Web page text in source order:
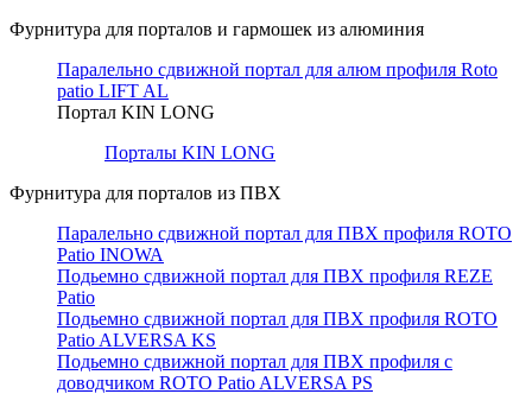
Фурнитура для порталов и гармошек из алюминия
Паралельно сдвижной портал для алюм профиля Roto
patio LIFT AL
Портал KIN LONG
Порталы KIN LONG
Фурнитура для порталов из ПВХ
Паралельно сдвижной портал для ПВХ профиля ROTO
Patio INOWA
Подьемно сдвижной портал для ПВХ профиля REZE
Patio
Подьемно сдвижной портал для ПВХ профиля ROTO
Patio ALVERSA KS
Подьемно сдвижной портал для ПВХ профиля с
доводчиком ROTO Patio ALVERSA PS